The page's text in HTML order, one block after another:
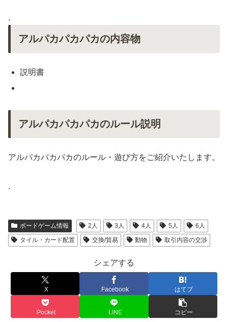
.
アルパカパカパカの内容物
説明書
アルパカパカパカのルール説明
アルパカパカパカのルール・遊び方をご紹介いたします。
.
ボードゲーム情報 2人 3人 4人 5人
6人
タイル・カード配置
交換/貿易 動物 取引内容の交渉
シェアする
X Facebook はてブ
Pocket LINE コピー